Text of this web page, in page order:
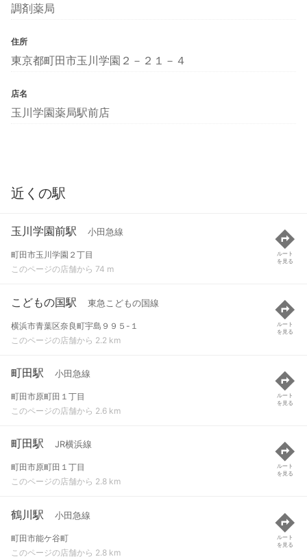
調剤薬局
住所
東京都町田市玉川学園２－２１－４
店名
玉川学園薬局駅前店
近くの駅
玉川学園前駅 小田急線
町田市玉川学園２丁目
このページの店舗から 74 m
ルート
を見る
こどもの国駅 東急こどもの国線
横浜市青葉区奈良町宇島９９５-１
このページの店舗から 2.2 km
ルート
を見る
町田駅 小田急線
町田市原町田１丁目
このページの店舗から 2.6 km
ルート
を見る
町田駅 JR横浜線
町田市原町田１丁目
このページの店舗から 2.8 km
ルート
を見る
鶴川駅 小田急線
町田市能ケ谷町
このページの店舗から 2.8 km
ルート
を見る